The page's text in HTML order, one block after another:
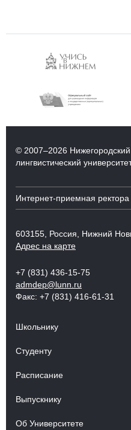
© 2007–2026 Нижегородский
лингвистический
Интернет-приемная ректора
603155, Россия, Нижний
Адрес на карте
+7 (831) 436-15-75
admdep@lunn.ru
Факс: +7 (831) 416-61-31
Школьнику
Студенту
Расписание
Выпускнику
Об Университете